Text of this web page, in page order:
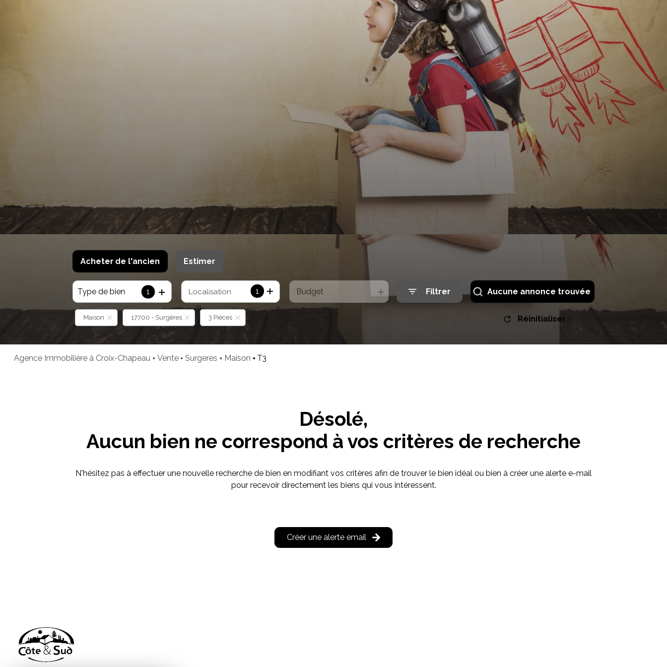
Acheter de l'ancien
De l'ancien
De l'immo pro
Estimer
Type de bien 1 1
Localisation Budget Filtrer Aucune annonce trouvée
Maison 17700 - Surgères 3 Pièces Réinitialiser
Agence Immobilière à Croix-Chapeau Vente Surgeres Maison T3
Désolé,
Aucun bien ne correspond à vos critères de recherche
N'hésitez pas à effectuer une nouvelle recherche de bien en modifiant vos critères afin de trouver le bien idéal ou bien à créer une alerte e-mail
pour recevoir directement les biens qui vous intéressent.
Créer une alerte email